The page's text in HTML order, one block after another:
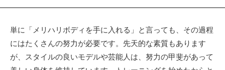
単に「メリハリボディを手に入れる」と言っても、その過程
にはたくさんの努力が必要です。先天的な素質もあります
が、スタイルの良いモデルや芸能人は、努力の甲斐があって